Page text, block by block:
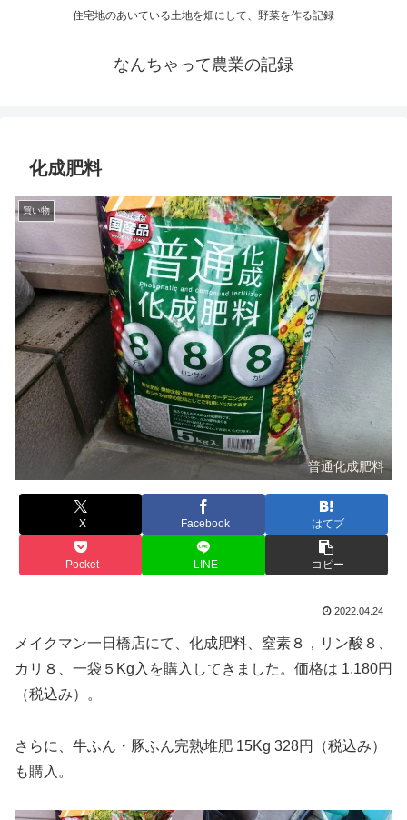
住宅地のあいている土地を畑にして、野菜を作る記録
なんちゃって農業の記録
化成肥料
買い物
普通化成肥料
X Facebook はてブ
Pocket LINE コピー
2022.04.24
メイクマン一日橋店にて、化成肥料、窒素８，リン酸８、
カリ８、一袋５Kg入を購入してきました。価格は 1,180円
（税込み）。
さらに、牛ふん・豚ふん完熟堆肥 15Kg 328円（税込み）
も購入。